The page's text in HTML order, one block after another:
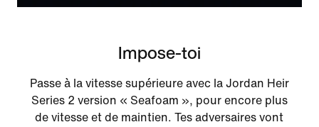
Impose-toi
Passe à la vitesse supérieure avec la Jordan Heir
Series 2 version « Seafoam », pour encore plus
de vitesse et de maintien. Tes adversaires vont